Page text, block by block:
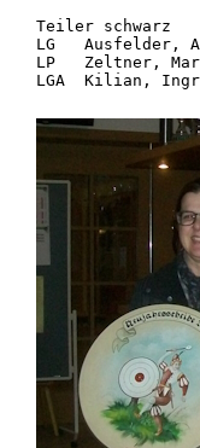
Teiler schwarz
LG   Ausfelder,
LP   Zeltner,